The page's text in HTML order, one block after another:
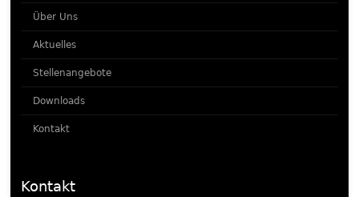
Über Uns
Aktuelles
Stellenangebote
Downloads
Kontakt
Kontakt